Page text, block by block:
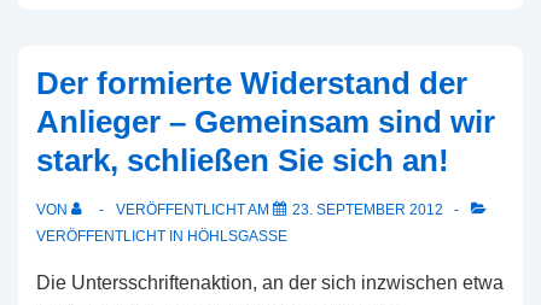
Marburg
–
Wer
ähnliche
gemacht?
Der formierte Widerstand der
Anlieger – Gemeinsam sind wir
stark, schließen Sie sich an!
VON VERÖFFENTLICHT AM
23. SEPTEMBER 2012
VERÖFFENTLICHT IN HÖHLSGASSE
Die Untersschriftenaktion, an der sich inzwischen etwa